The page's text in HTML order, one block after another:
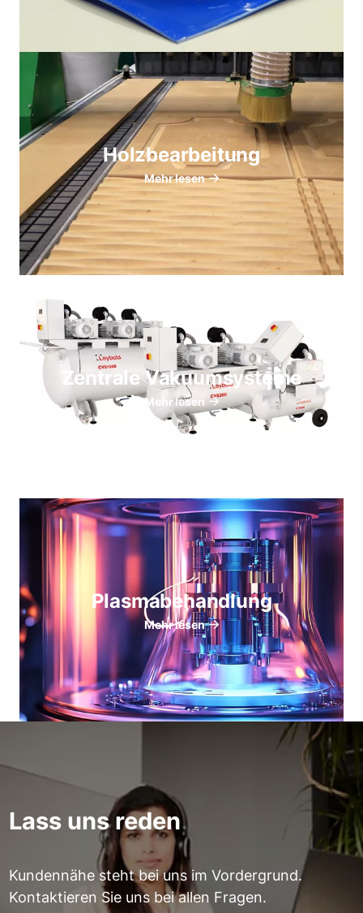
Holzbearbeitung
Mehr lesen
Zentrale Vakuumsysteme
Mehr lesen
Plasmabehandlung
Mehr lesen
Lass uns reden
Kundennähe steht bei uns im Vordergrund.
Kontaktieren Sie uns bei allen Fragen.